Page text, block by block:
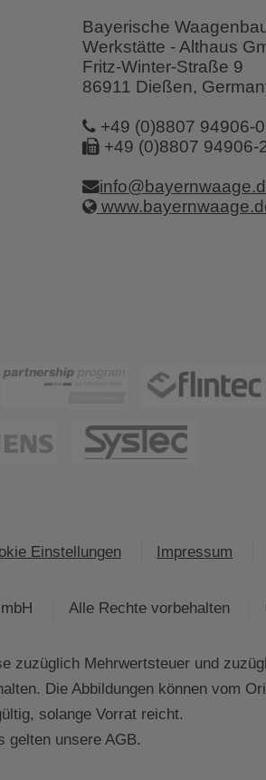
Bayerische
Werkstätte - Althaus
Fritz-Winter-Straße 9
86911 Dießen,
+49 (0)8807 94906-0
+49 (0)8807 94906-
Einstellungen Impressum
Alle Rechte vorbehalten
zuzüglich Mehrwertsteuer und
Die Abbildungen können vom
solange Vorrat reicht.
gelten unsere AGB.